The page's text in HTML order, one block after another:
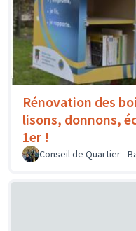
Rénovation des
lisons, donnons,
1er !
Conseil de Quartier -